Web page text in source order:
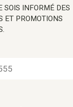
SOIS INFORMÉ DES
ET PROMOTIONS